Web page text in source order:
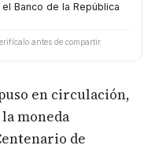
Banco de la República
antes de compartir.
en circulación,
moneda
de